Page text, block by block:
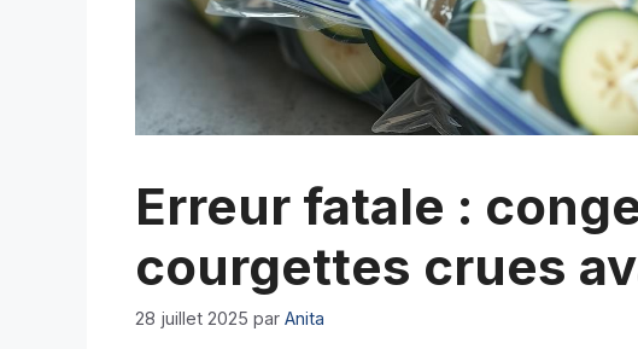
Erreur fatale :
courgettes crues
28 juillet 2025 par Anita